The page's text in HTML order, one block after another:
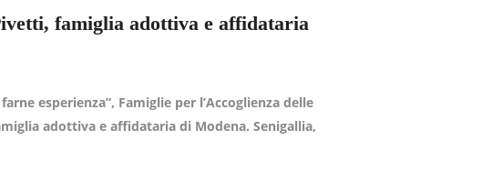
famiglia adottiva e affidataria
esperienza”, Famiglie per l’Accoglienza delle
adottiva e affidataria di Modena. Senigallia,